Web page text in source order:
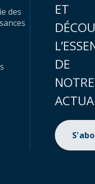
des
ET
DE
NOTRE